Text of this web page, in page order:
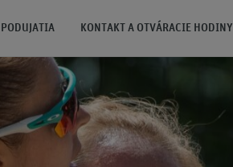
PODUJATIA KONTAKT A OTVÁRACIE HODINY